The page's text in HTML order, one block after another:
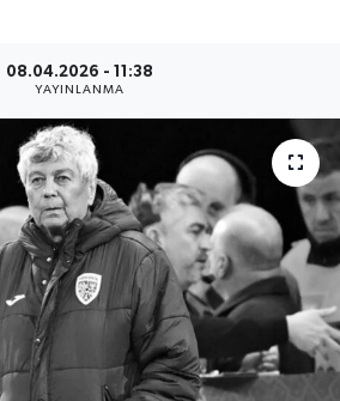
08.04.2026 - 11:38
YAYINLANMA